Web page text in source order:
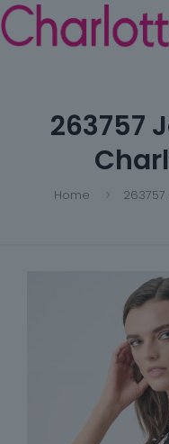
263757
Home